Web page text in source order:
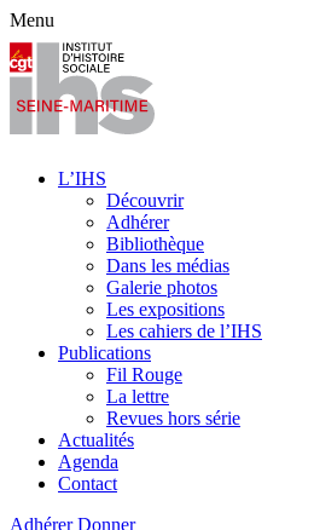
Menu
L’IHS
Découvrir
Adhérer
Bibliothèque
Dans les médias
Galerie photos
Les expositions
Les cahiers de l’IHS
Publications
Fil Rouge
La lettre
Revues hors série
Actualités
Agenda
Contact
Adhérer Donner